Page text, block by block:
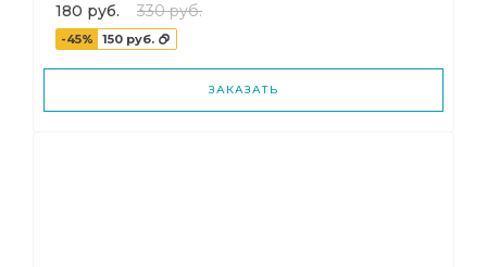
180 руб. 330 руб.
-45% 150 руб.
ЗАКАЗАТЬ